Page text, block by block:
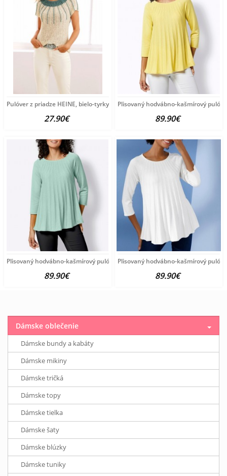
Pulóver z priadze HEINE, bielo-tyrkysový
27.90€
Plisovaný hodvábno-kašmírový
89.90€
Plisovaný hodvábno-kašmírový pulóver vzhľadom Création
89.90€
Plisovaný hodvábno-kašmírový
89.90€
Dámske oblečenie
Dámske bundy a kabáty
Dámske mikiny
Dámske tričká
Dámske topy
Dámske tielka
Dámske šaty
Dámske blúzky
Dámske tuniky